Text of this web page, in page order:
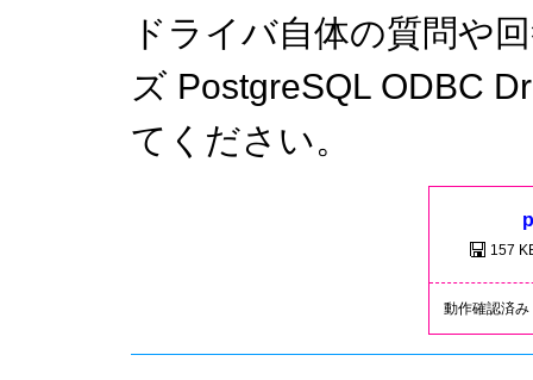
ドライバ自体の質問や
ズ PostgreSQL ODBC
てください。
157
動作確認済